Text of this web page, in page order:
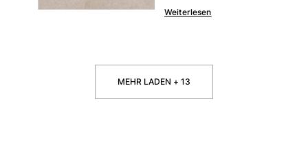
Weiterlesen
MEHR LADEN + 13